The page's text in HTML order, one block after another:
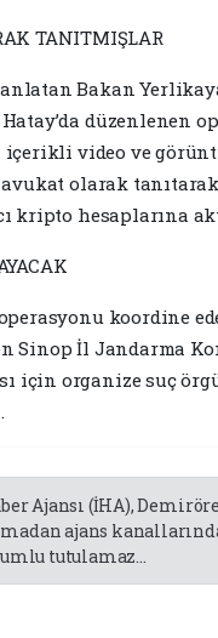
TANITMIŞLAR
Bakan
Hatay’da
video ve
olarak
kripto hesaplarına
koordine
Sinop İl Jandarma
için organize suç
Ajansı (İHA),
ajans
tutulamaz...